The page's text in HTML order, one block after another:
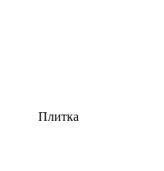
Плитка